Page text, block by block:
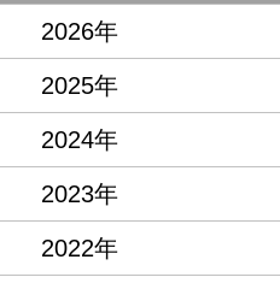
2026年
2025年
2024年
2023年
2022年